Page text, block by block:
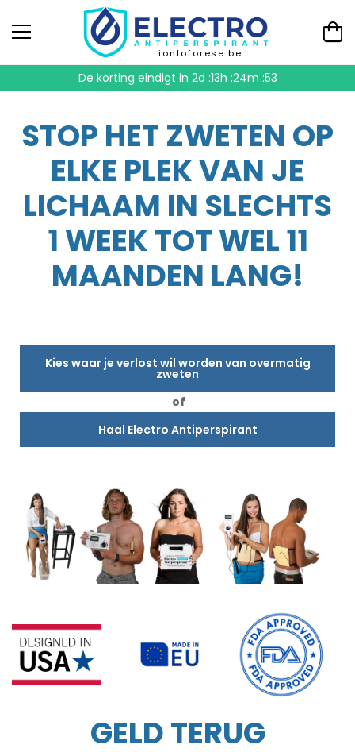
iontoforese.be
De korting eindigt in 2d :13h :24m :52
STOP HET ZWETEN OP
ELKE PLEK VAN JE
LICHAAM IN SLECHTS
1 WEEK TOT WEL 11
MAANDEN LANG!
Kies waar je verlost wil worden van overmatig
zweten
of
Haal Electro Antiperspirant
GELD TERUG